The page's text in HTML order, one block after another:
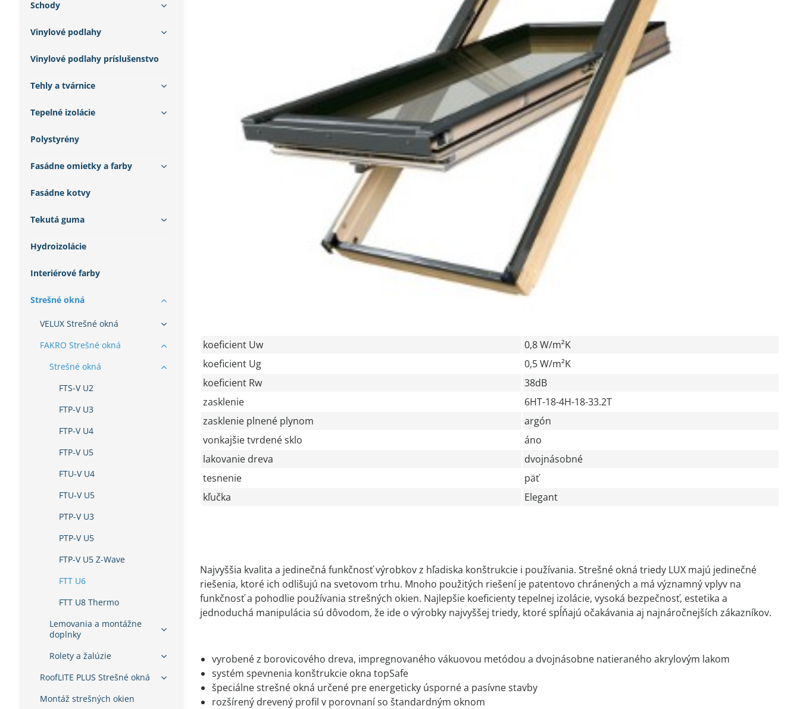
koeficient Uw
0,8 W/m²K
koeficient Ug
0,5 W/m²K
koeficient Rw
38dB
zasklenie
6HT-18-4H-18-33.2T
zasklenie plnené plynom
argón
vonkajšie tvrdené sklo
áno
lakovanie dreva
dvojnásobné
tesnenie
päť
kľučka
Elegant
Najvyššia kvalita a jedinečná funkčnosť výrobkov z hľadiska konštrukcie i používania. Strešné okná triedy LUX majú jedinečné
riešenia, ktoré ich odlišujú na svetovom trhu. Mnoho použitých riešení je patentovo chránených a má významný vplyv na
funkčnosť a pohodlie používania strešných okien. Najlepšie koeficienty tepelnej izolácie, vysoká bezpečnosť, estetika a
jednoduchá manipulácia sú dôvodom, že ide o výrobky najvyššej triedy, ktoré spĺňajú očakávania aj najnáročnejších zákazníkov.
vyrobené z borovicového dreva, impregnovaného vákuovou metódou a dvojnásobne natieraného akrylovým lakom
systém spevnenia konštrukcie okna topSafe
špeciálne strešné okná určené pre energeticky úsporné a pasívne stavby
rozšírený drevený profil v porovnaní so štandardným oknom
Schody
Vinylové podlahy
Vinylové podlahy príslušenstvo
Tehly a tvárnice
Tepelné izolácie
Polystyrény
Fasádne omietky a farby
Fasádne kotvy
Tekutá guma
Hydroizolácie
Interiérové farby
Strešné okná
VELUX Strešné okná
FAKRO Strešné okná
Strešné okná
FTS-V U2
FTP-V U3
FTP-V U4
FTP-V U5
FTU-V U4
FTU-V U5
PTP-V U3
PTP-V U5
FTP-V U5 Z-Wave
FTT U6
FTT U8 Thermo
Lemovania a montážne
doplnky
Rolety a žalúzie
RoofLITE PLUS Strešné okná
Montáž strešných okien